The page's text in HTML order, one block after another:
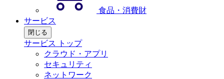
食品・消費財
サービス
閉じる
サービス トップ
クラウド・アプリ
セキュリティ
ネットワーク